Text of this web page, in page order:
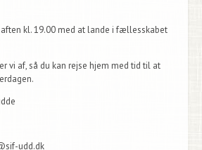
kl. 19.00 med at lande i fællesskabet
vi af, så du kan rejse hjem med tid til at
udd.dk